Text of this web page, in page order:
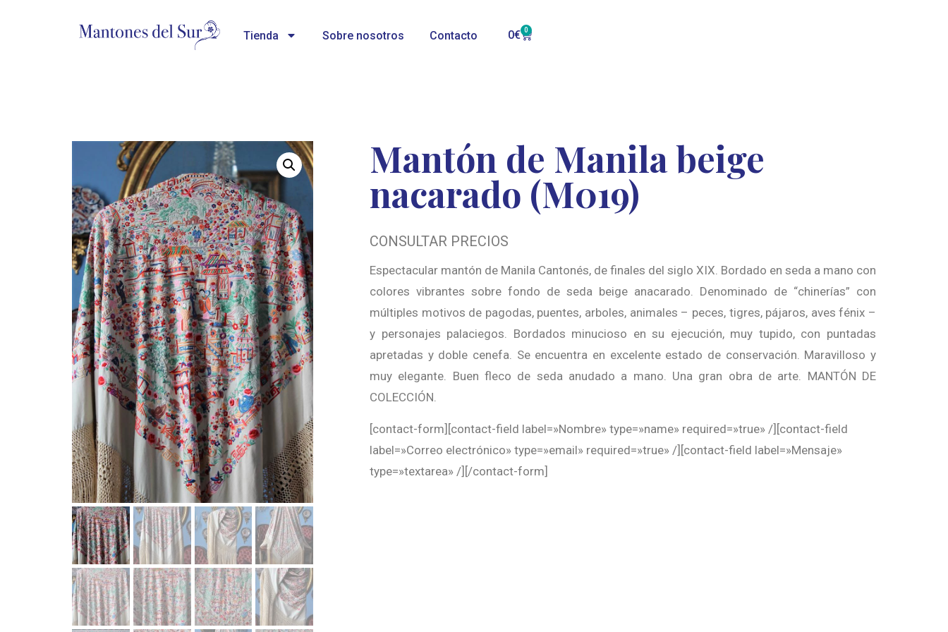
Tienda Sobre nosotros Contacto 0€ 0
Mantón de Manila beige
nacarado (M019)
CONSULTAR PRECIOS
Espectacular mantón de Manila Cantonés, de finales del siglo XIX. Bordado en seda a mano con
colores vibrantes sobre fondo de seda beige anacarado. Denominado de “chinerías” con
múltiples motivos de pagodas, puentes, arboles, animales – peces, tigres, pájaros, aves fénix –
y personajes palaciegos. Bordados minucioso en su ejecución, muy tupido, con puntadas
apretadas y doble cenefa. Se encuentra en excelente estado de conservación. Maravilloso y
muy elegante. Buen fleco de seda anudado a mano. Una gran obra de arte. MANTÓN DE
COLECCIÓN.
[contact-form][contact-field label=»Nombre» type=»name» required=»true» /][contact-field
label=»Correo electrónico» type=»email» required=»true» /][contact-field label=»Mensaje»
type=»textarea» /][/contact-form]